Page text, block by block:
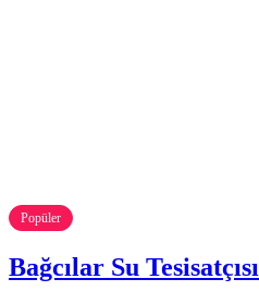
Popüler
Bağcılar Su Tesisatçısı